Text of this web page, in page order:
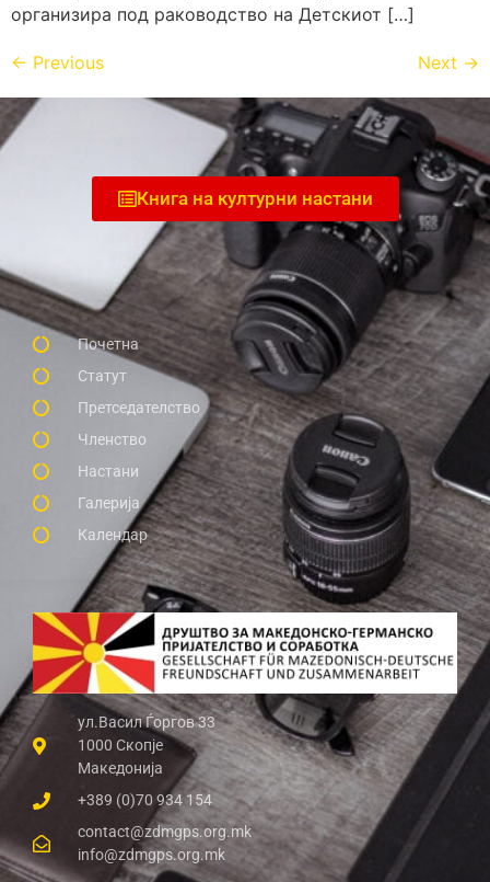
организира под раководство на Детскиот […]
← Previous Next →
ул.Васил Ѓоргов 33
1000 Скопје
Македонија
+389 (0)70 934 154
contact@zdmgps.org.mk
info@zdmgps.org.mk
Почетна
Статут
Претседателство
Членство
Настани
Галерија
Календар
Книга на културни настани